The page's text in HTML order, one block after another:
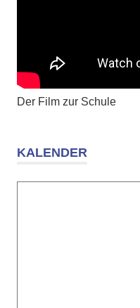
Der Film zur Schule
KALENDER